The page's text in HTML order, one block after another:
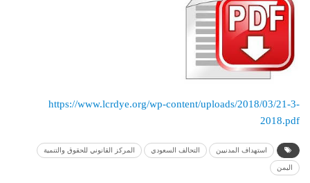
https://www.lcrdye.org/wp-content/uploads/2018/03/21-3-
2018.pdf
استهداف المدنيين التحالف السعودي المركز القانوني للحقوق والتنمية
اليمن